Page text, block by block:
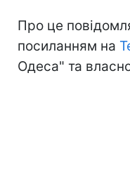
Про це
посиланням на
Одеса" та